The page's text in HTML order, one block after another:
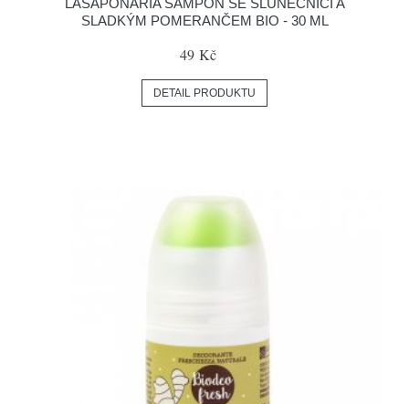
LASAPONARIA ŠAMPON SE SLUNEČNICÍ A
SLADKÝM POMERANČEM BIO - 30 ML
49 Kč
DETAIL PRODUKTU